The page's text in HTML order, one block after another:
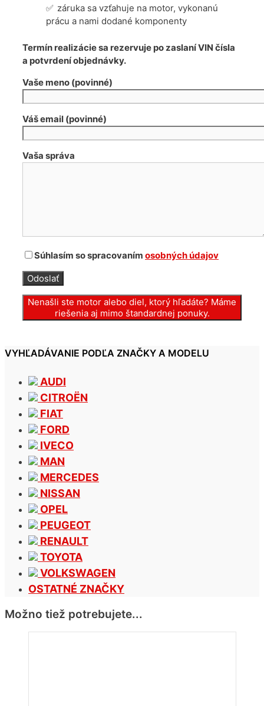
záruka sa vzťahuje na motor, vykonanú
prácu a nami dodané komponenty
Termín realizácie sa rezervuje po zaslaní VIN čísla
a potvrdení objednávky.
Vaše meno (povinné)
Váš email (povinné)
Vaša správa
Súhlasím so spracovaním osobných údajov
Nenašli ste motor alebo diel, ktorý hľadáte? Máme
riešenia aj mimo štandardnej ponuky.
VYHĽADÁVANIE PODĽA ZNAČKY A MODELU
AUDI
CITROËN
FIAT
FORD
IVECO
MAN
MERCEDES
NISSAN
OPEL
PEUGEOT
RENAULT
TOYOTA
VOLKSWAGEN
OSTATNÉ ZNAČKY
Možno tiež potrebujete...